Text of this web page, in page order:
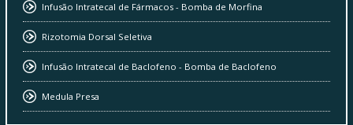
Infusão Intratecal de Fármacos - Bomba de Morfina
Rizotomia Dorsal Seletiva
Infusão Intratecal de Baclofeno - Bomba de Baclofeno
Medula Presa